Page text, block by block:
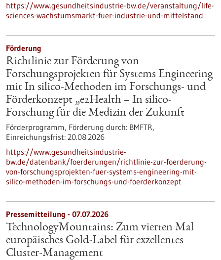
https://www.gesundheitsindustrie-bw.de/veranstaltung/life-
sciences-wachstumsmarkt-fuer-industrie-und-mittelstand
Förderung
Richtlinie zur Förderung von
Forschungsprojekten für Systems Engineering
mit In silico-Methoden im Forschungs- und
Förderkonzept „e2Health – In silico-
Forschung für die Medizin der Zukunft
Förderprogramm, Förderung durch: BMFTR,
Einreichungsfrist: 20.08.2026
https://www.gesundheitsindustrie-
bw.de/datenbank/foerderungen/richtlinie-zur-foerderung-
von-forschungsprojekten-fuer-systems-engineering-mit-
silico-methoden-im-forschungs-und-foerderkonzept
Pressemitteilung - 07.07.2026
TechnologyMountains: Zum vierten Mal
europäisches Gold-Label für exzellentes
Cluster-Management